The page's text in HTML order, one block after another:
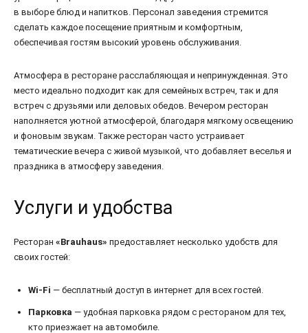
в выборе блюд и напитков. Персонал заведения стремится
сделать каждое посещение приятным и комфортным,
обеспечивая гостям высокий уровень обслуживания.
Атмосфера в ресторане расслабляющая и непринужденная. Это
место идеально подходит как для семейных встреч, так и для
встреч с друзьями или деловых обедов. Вечером ресторан
наполняется уютной атмосферой, благодаря мягкому освещению
и фоновым звукам. Также ресторан часто устраивает
тематические вечера с живой музыкой, что добавляет веселья и
праздника в атмосферу заведения.
Услуги и удобства
Ресторан «Brauhaus» предоставляет несколько удобств для
своих гостей:
Wi-Fi — бесплатный доступ в интернет для всех гостей.
Парковка — удобная парковка рядом с рестораном для тех,
кто приезжает на автомобиле.